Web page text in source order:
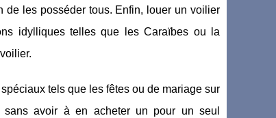
de les posséder tous. Enfin, louer un voilier
idylliques telles que les Caraïbes ou la
tels que les fêtes ou de mariage sur
sans avoir à en acheter un pour un seul